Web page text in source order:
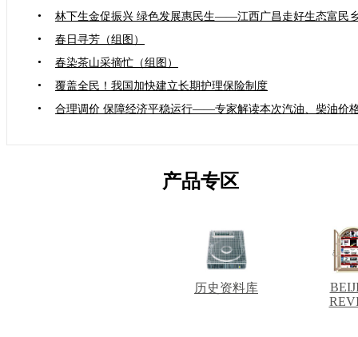
•
林下生金促振兴 绿色发展惠民生——江西广昌走好生态富民
•
春日寻芳（组图）
•
春染茶山采摘忙（组图）
•
覆盖全民！我国加快建立长期护理保险制度
•
合理调价 保障经济平稳运行——专家解读本次汽油、柴油价
产品专区
历史资料库